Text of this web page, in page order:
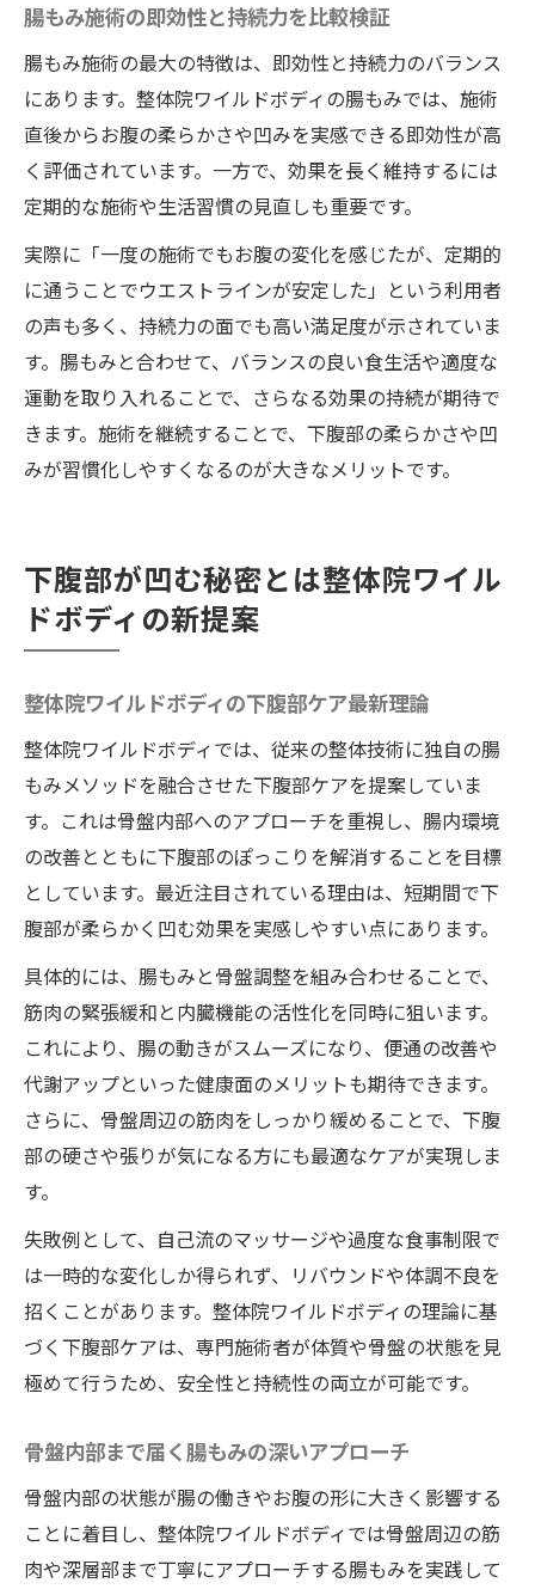
腸もみ施術の即効性と持続力を比較検証
腸もみ施術の最大の特徴は、即効性と持続力のバランス
にあります。整体院ワイルドボディの腸もみでは、施術
直後からお腹の柔らかさや凹みを実感できる即効性が高
く評価されています。一方で、効果を長く維持するには
定期的な施術や生活習慣の見直しも重要です。
実際に「一度の施術でもお腹の変化を感じたが、定期的
に通うことでウエストラインが安定した」という利用者
の声も多く、持続力の面でも高い満足度が示されていま
す。腸もみと合わせて、バランスの良い食生活や適度な
運動を取り入れることで、さらなる効果の持続が期待で
きます。施術を継続することで、下腹部の柔らかさや凹
みが習慣化しやすくなるのが大きなメリットです。
下腹部が凹む秘密とは整体院ワイル
ドボディの新提案
整体院ワイルドボディの下腹部ケア最新理論
整体院ワイルドボディでは、従来の整体技術に独自の腸
もみメソッドを融合させた下腹部ケアを提案していま
す。これは骨盤内部へのアプローチを重視し、腸内環境
の改善とともに下腹部のぽっこりを解消することを目標
としています。最近注目されている理由は、短期間で下
腹部が柔らかく凹む効果を実感しやすい点にあります。
具体的には、腸もみと骨盤調整を組み合わせることで、
筋肉の緊張緩和と内臓機能の活性化を同時に狙います。
これにより、腸の動きがスムーズになり、便通の改善や
代謝アップといった健康面のメリットも期待できます。
さらに、骨盤周辺の筋肉をしっかり緩めることで、下腹
部の硬さや張りが気になる方にも最適なケアが実現しま
す。
失敗例として、自己流のマッサージや過度な食事制限で
は一時的な変化しか得られず、リバウンドや体調不良を
招くことがあります。整体院ワイルドボディの理論に基
づく下腹部ケアは、専門施術者が体質や骨盤の状態を見
極めて行うため、安全性と持続性の両立が可能です。
骨盤内部まで届く腸もみの深いアプローチ
骨盤内部の状態が腸の働きやお腹の形に大きく影響する
ことに着目し、整体院ワイルドボディでは骨盤周辺の筋
肉や深層部まで丁寧にアプローチする腸もみを実践して